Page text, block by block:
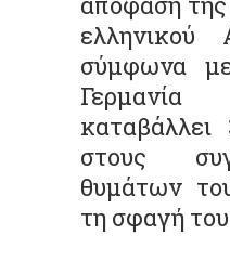
ελληνικού
σύμφωνα
στους
θυμάτων
τη σφαγή